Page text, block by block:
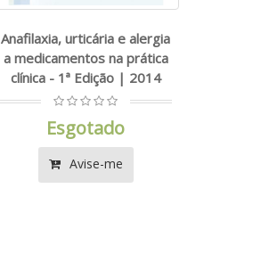
Anafilaxia, urticária e alergia
a medicamentos na prática
clínica - 1ª Edição | 2014
Esgotado
Avise-me